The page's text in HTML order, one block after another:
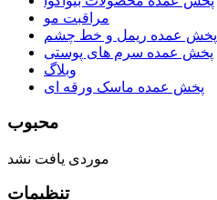
مراقبت مو
پخش عمده ریمل و خط چشم
پخش عمده سرم های پوستی
وبلاگ
پخش عمده ماسک ورقه ای
محبوب
موردی یافت نشد
تنظیمات